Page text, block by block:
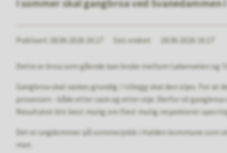
I sommer skal gangbroa ved Svanedammen
Publisert 18.06.2026 16:17 Sist endret 18.06.2026 16:17
Dette er broa som gående kan bruke mellom Løkenveien og
Gangbroa skal vaskes grundig. I tillegg skal den oljes. For
prosessen - både etter vask og etter olje. Derfor vil
Resultatet blir best mulig om flest mulig respekterer
Det er ungdommer på sommerjobb i Halden kommune som
mot.